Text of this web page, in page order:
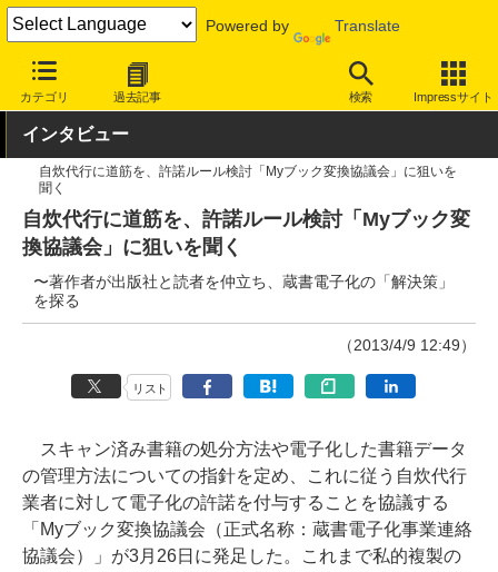
Powered by Translate
カテゴリ 過去記事 検索 Impressサイト
INTERNET Watch トピック 著作権・知財
インタビュー
自炊代行に道筋を、許諾ルール検討「Myブック変換協議会」に狙いを
聞く
自炊代行に道筋を、許諾ルール検討「Myブック変
換協議会」に狙いを聞く
〜著作者が出版社と読者を仲立ち、蔵書電子化の「解決策」
を探る
（2013/4/9 12:49）
リスト
スキャン済み書籍の処分方法や電子化した書籍データ
の管理方法についての指針を定め、これに従う自炊代行
業者に対して電子化の許諾を付与することを協議する
「Myブック変換協議会（正式名称：蔵書電子化事業連絡
協議会）」が3月26日に発足した。これまで私的複製の